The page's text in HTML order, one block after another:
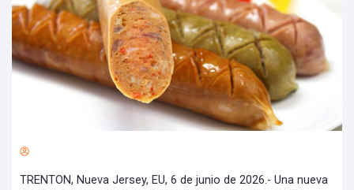
TRENTON, Nueva Jersey, EU, 6 de junio de 2026.- Una nueva